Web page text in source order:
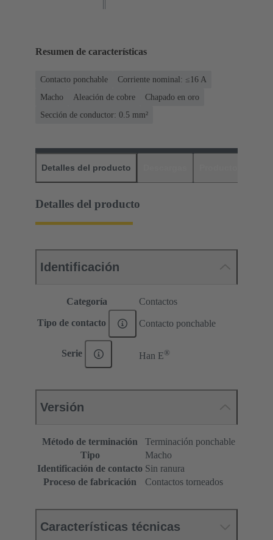
Resumen de características
Contacto ponchable
Corriente nominal: ≤16 A
Macho
Aleación de cobre
Chapado en oro
Sección de conductor: 0.5 mm²
Detalles del producto
Detalles del producto
Identificación
Categoría Contactos
Tipo de contacto Contacto ponchable
Serie Han E®
Versión
Método de terminación
Terminación ponchable
Tipo
Macho
Identificación de contacto Sin ranura
Proceso de fabricación
Contactos torneados
Características técnicas